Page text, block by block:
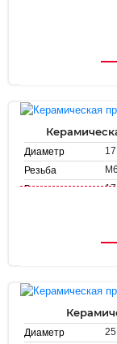
Диаметр
Резьба
М6
Высота
Диаметр